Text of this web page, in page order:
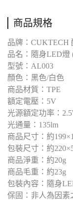
商品規格
品牌：CUKTECH
品名：隨身LED燈
型號：AL003
顏色：黑色/白色
商品材質：TPE
額定電壓：5V
光源額定功率：
光通量：135lm
商品尺寸：約
包裝尺寸：約
商品淨重：約20g
商品毛重：約23g
包裝內容：隨身
保固：非人為因素